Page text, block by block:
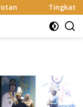
Keamanan